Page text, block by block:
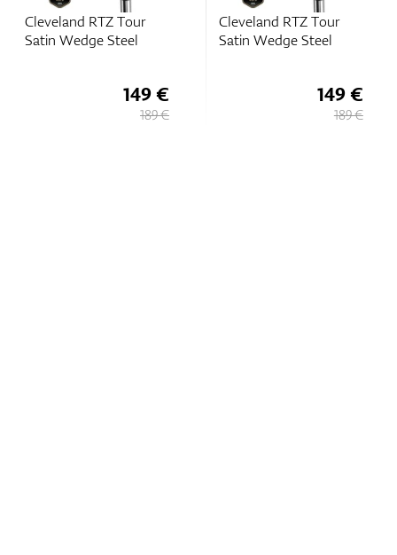
Entfernungsmesser & GPS
Cleveland RTZ Tour
Satin Wedge Steel
149 €
189 €
Cleveland RTZ Tour
Satin Wedge Steel
149 €
189 €